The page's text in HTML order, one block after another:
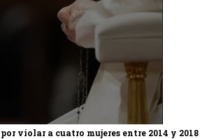
violar a cuatro mujeres entre 2014 y 2018